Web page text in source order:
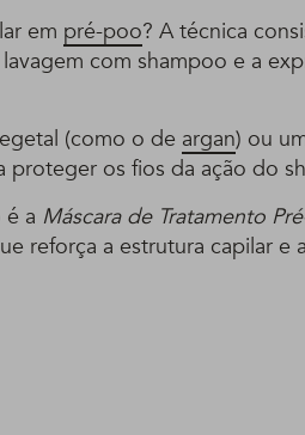
em pré-poo? A técnica
com shampoo e a
(como o de argan) ou
proteger os fios da ação do
é a Máscara de Tratamento
reforça a estrutura capilar e